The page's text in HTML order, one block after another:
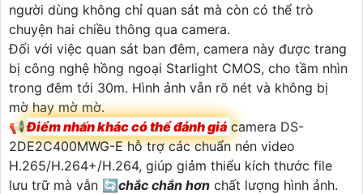
người dùng không chỉ quan sát mà còn có thể trò
chuyện hai chiều thông qua camera.
Đối với việc quan sát ban đêm, camera này được trang
bị công nghệ hồng ngoại Starlight CMOS, cho tầm nhìn
trong đêm tới 30m. Hình ảnh vẫn rõ nét và không bị
mờ hay mờ mờ.
📢Điểm nhấn khác có thể đánh giá camera DS-
2DE2C400MWG-E hỗ trợ các chuẩn nén video
H.265/H.264+/H.264, giúp giảm thiểu kích thước file
lưu trữ mà vẫn 🔄chắc chắn hơn chất lượng hình ảnh.